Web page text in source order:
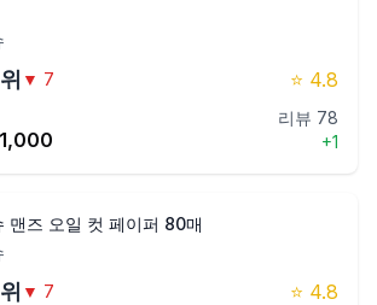
위 ▼ 7 ⭐ 4.8
리뷰 78
+1
맨즈 오일 컷 페이퍼 80매
위 ▼ 7 ⭐ 4.8